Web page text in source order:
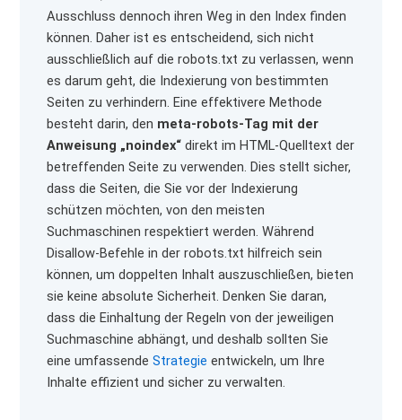
Ausschluss dennoch ihren Weg in den Index finden
können. Daher ist es entscheidend, sich nicht
ausschließlich auf die robots.txt zu verlassen, wenn
es darum geht, die Indexierung von bestimmten
Seiten zu verhindern. Eine effektivere Methode
besteht darin, den meta-robots-Tag mit der
Anweisung „noindex“ direkt im HTML-Quelltext der
betreffenden Seite zu verwenden. Dies stellt sicher,
dass die Seiten, die Sie vor der Indexierung
schützen möchten, von den meisten
Suchmaschinen respektiert werden. Während
Disallow-Befehle in der robots.txt hilfreich sein
können, um doppelten Inhalt auszuschließen, bieten
sie keine absolute Sicherheit. Denken Sie daran,
dass die Einhaltung der Regeln von der jeweiligen
Suchmaschine abhängt, und deshalb sollten Sie
eine umfassendeStrategie entwickeln, um Ihre
Inhalte effizient und sicher zu verwalten.